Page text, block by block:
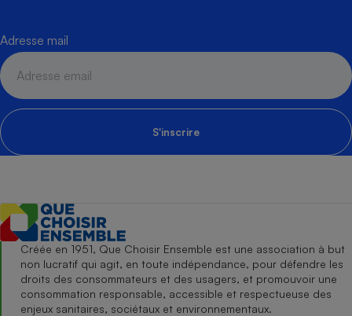
Adresse mail
S'inscrire
Créée en 1951, Que Choisir Ensemble est une association à but
non lucratif qui agit, en toute indépendance, pour défendre les
droits des consommateurs et des usagers, et promouvoir une
consommation responsable, accessible et respectueuse des
enjeux sanitaires, sociétaux et environnementaux.